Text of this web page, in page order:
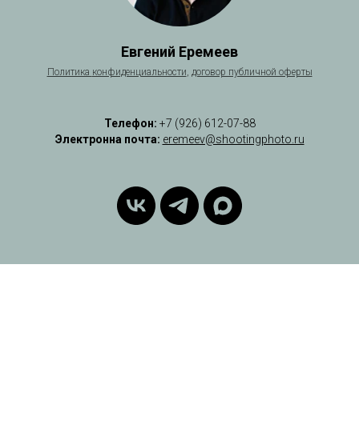
Евгений Еремеев
Политика конфиденциальности, договор публичной оферты
Телефон: +7 (926) 612-07-88
Электронна почта: eremeev@shootingphoto.ru